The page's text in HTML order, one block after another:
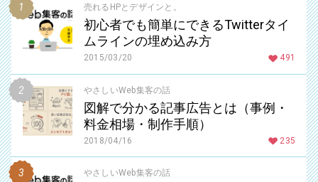
売れるHPとデザインと。
初心者でも簡単にできるTwitterタイ
ムラインの埋め込み方
2015/03/20 491
やさしいWeb集客の話
図解で分かる記事広告とは（事例・
料金相場・制作手順）
2018/04/16 235
やさしいWeb集客の話